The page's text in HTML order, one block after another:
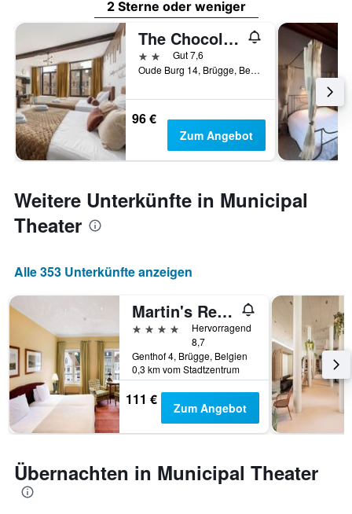
2 Sterne oder weniger
The Chocolate Suites
2 SterneGut 7,6
Oude Burg 14, Brügge, Belgien
96 €
Zum Angebot
Weitere Unterkünfte in Municipal
Theater
Alle 353 Unterkünfte anzeigen
Martin's Relais
4 Sterne
Hervorragend
8,7
Genthof 4, Brügge, Belgien
0,3 km vom Stadtzentrum
111 € Zum Angebot
Übernachten in Municipal Theater